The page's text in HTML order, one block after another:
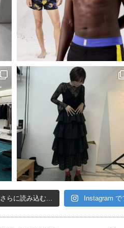
さらに読み込む... Instagram